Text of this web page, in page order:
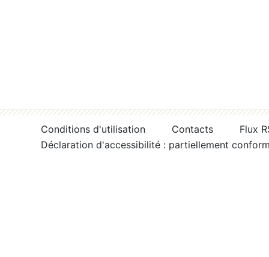
Conditions d'utilisation Contacts
Flux
Déclaration d'accessibilité : partiellement